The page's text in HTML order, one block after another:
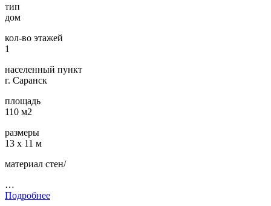
тип
дом
кол-во этажей
1
населенный пункт
г. Саранск
площадь
110 м2
размеры
13 х 11 м
материал стен/
…
Подробнее